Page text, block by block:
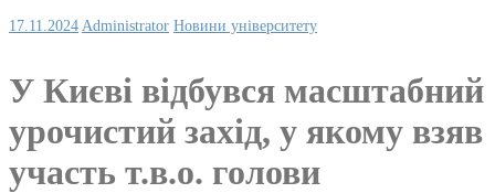
17.11.2024 Administrator Новини університету
У Києві відбувся масштабний
урочистий захід, у якому взяв
участь т.в.о. голови